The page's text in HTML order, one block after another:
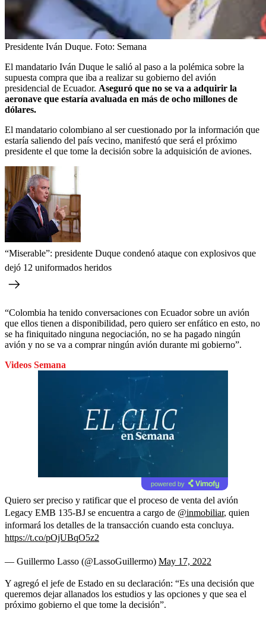
Presidente Iván Duque. Foto: Semana
El mandatario Iván Duque le salió al paso a la polémica sobre la
supuesta compra que iba a realizar su gobierno del avión
presidencial de Ecuador. Aseguró que no se va a adquirir la
aeronave que estaría avaluada en más de ocho millones de
dólares.
El mandatario colombiano al ser cuestionado por la información que
estaría saliendo del país vecino, manifestó que será el próximo
presidente el que tome la decisión sobre la adquisición de aviones.
“Miserable”: presidente Duque condenó ataque con explosivos que
dejó 12 uniformados heridos
“Colombia ha tenido conversaciones con Ecuador sobre un avión
que ellos tienen a disponibilidad, pero quiero ser enfático en esto, no
se ha finiquitado ninguna negociación, no se ha pagado ningún
avión y no se va a comprar ningún avión durante mi gobierno”.
Videos Semana
powered by
Quiero ser preciso y ratificar que el proceso de venta del avión
Legacy EMB 135-BJ se encuentra a cargo de @inmobiliar, quien
informará los detalles de la transacción cuando esta concluya.
https://t.co/pOjUBqO5z2
— Guillermo Lasso (@LassoGuillermo) May 17, 2022
Y agregó el jefe de Estado en su declaración: “Es una decisión que
queremos dejar allanados los estudios y las opciones y que sea el
próximo gobierno el que tome la decisión”.